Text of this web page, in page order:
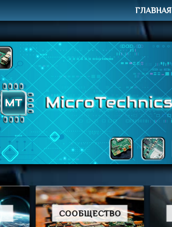
ГЛАВНАЯ
СООБЩЕСТВО